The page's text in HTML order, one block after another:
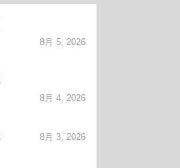
8月 5, 2026
8月 4, 2026
8月 3, 2026